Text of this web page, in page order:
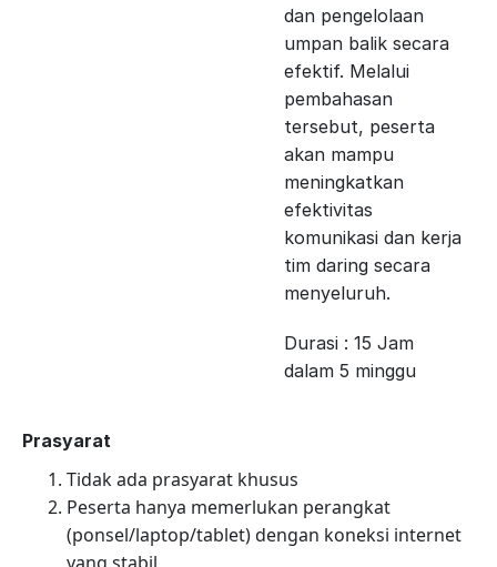
dan pengelolaan
umpan balik secara
efektif. Melalui
pembahasan
tersebut, peserta
akan mampu
meningkatkan
efektivitas
komunikasi dan kerja
tim daring secara
menyeluruh.
Durasi : 15 Jam
dalam 5 minggu
Prasyarat
Tidak ada prasyarat khusus
Peserta hanya memerlukan perangkat
(ponsel/laptop/tablet) dengan koneksi internet